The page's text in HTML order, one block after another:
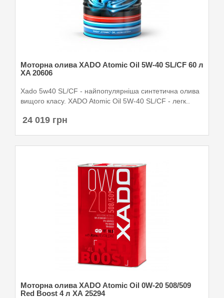
Моторна олива XADO Atomic Oil 5W-40 SL/CF 60 л
XA 20606
Xado 5w40 SL/CF - найпопулярніша синтетична олива
вищого класу. XADO Atomic Oil 5W-40 SL/CF - легк..
24 019 грн
Моторна олива XADO Atomic Oil 0W-20 508/509
Red Boost 4 л ХА 25294